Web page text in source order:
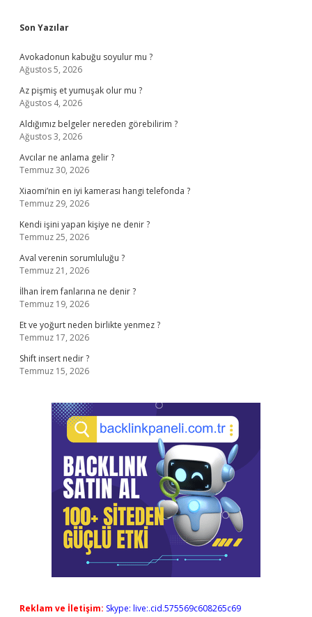
Sidebar
Son Yazılar
Avokadonun kabuğu soyulur mu ?
Ağustos 5, 2026
Az pişmiş et yumuşak olur mu ?
Ağustos 4, 2026
Aldığımız belgeler nereden görebilirim ?
Ağustos 3, 2026
Avcılar ne anlama gelir ?
Temmuz 30, 2026
Xiaomi’nin en iyi kamerası hangi telefonda ?
Temmuz 29, 2026
Kendi işini yapan kişiye ne denir ?
Temmuz 25, 2026
Aval verenin sorumluluğu ?
Temmuz 21, 2026
İlhan İrem fanlarına ne denir ?
Temmuz 19, 2026
Et ve yoğurt neden birlikte yenmez ?
Temmuz 17, 2026
Shift insert nedir ?
Temmuz 15, 2026
Reklam ve İletişim: Skype: live:.cid.575569c608265c69